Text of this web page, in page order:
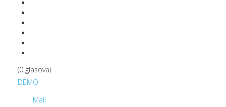
(0 glasova)
DEMO
Mali